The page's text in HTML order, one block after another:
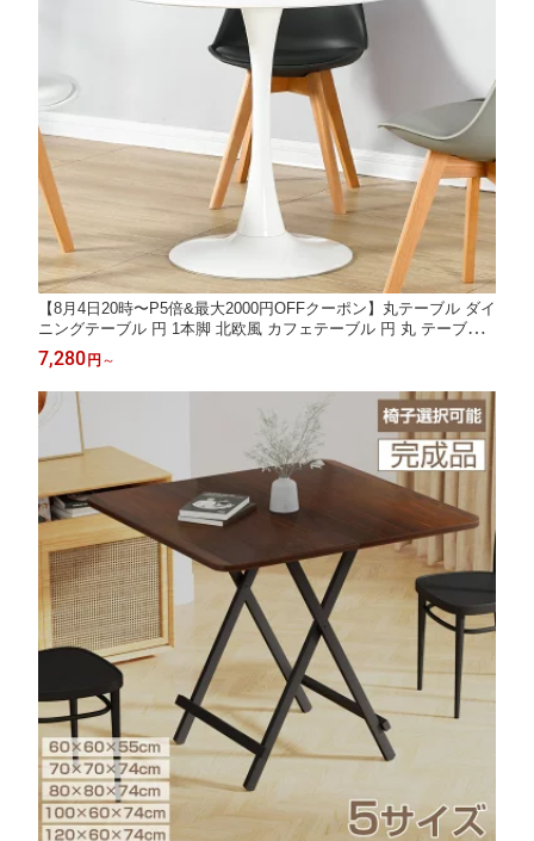
【8月4日20時〜P5倍&最大2000円OFFクーポン】丸テーブル ダイ
ニングテーブル 円 1本脚 北欧風 カフェテーブル 円 丸 テーブル
円形テーブル 直径60/70/80cm ホワイト 一人暮らし 丸テーブル
白 食卓 ラウンドテーブル おしゃれ
7,280 円 ～